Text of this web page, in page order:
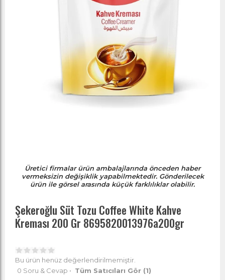
Üretici firmalar ürün ambalajlarında önceden haber
vermeksizin değişiklik yapabilmektedir. Gönderilecek
ürün ile görsel arasında küçük farklılıklar olabilir.
Şekeroğlu Süt Tozu Coffee White Kahve
Kreması 200 Gr 8695820013976a200gr
Bu ürün henüz değerlendirilmemiştir.
0 Soru & Cevap • Tüm Satıcıları Gör (1)